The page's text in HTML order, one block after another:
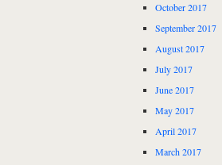
October 2017
September 2017
August 2017
July 2017
June 2017
May 2017
April 2017
March 2017